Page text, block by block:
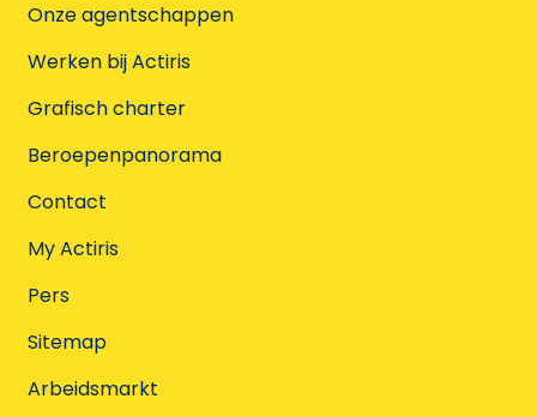
Onze agentschappen
Werken bij Actiris
Grafisch charter
Beroepenpanorama
Contact
My Actiris
Pers
Sitemap
Arbeidsmarkt